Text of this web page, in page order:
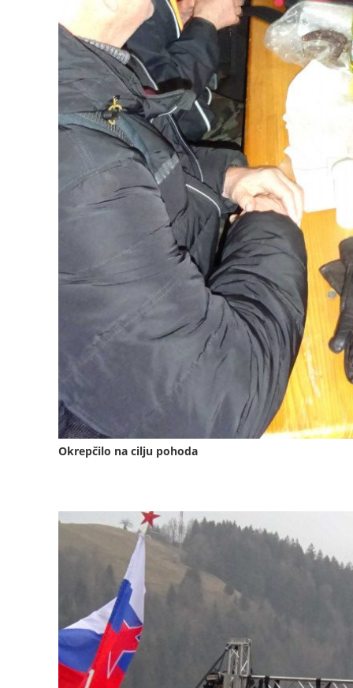
Okrepčilo na cilju pohoda